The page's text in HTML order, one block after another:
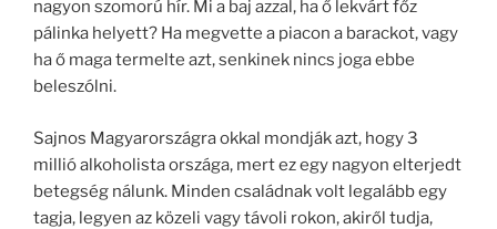
nagyon szomorú hír. Mi a baj azzal, ha ő lekvárt főz
pálinka helyett? Ha megvette a piacon a barackot, vagy
ha ő maga termelte azt, senkinek nincs joga ebbe
beleszólni.
Sajnos Magyarországra okkal mondják azt, hogy 3
millió alkoholista országa, mert ez egy nagyon elterjedt
betegség nálunk. Minden családnak volt legalább egy
tagja, legyen az közeli vagy távoli rokon, akiről tudja,